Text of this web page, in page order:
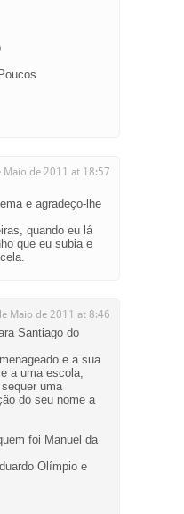
Maio de 2011 at 18:57
e agradeço-lhe
quando eu lá
que eu subia e
Maio de 2011 at 8:46
Santiago do
e a sua
a uma escola,
uma
do seu nome a
foi Manuel da
Olímpio e